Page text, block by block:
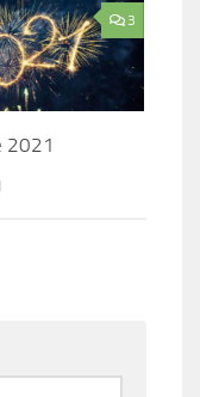
3
2021